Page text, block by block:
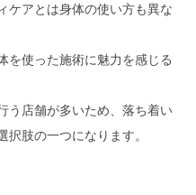
ケアとは身体の使い方も異な
を使った施術に魅力を感じる
う店舗が多いため、落ち着い
肢の一つになります。